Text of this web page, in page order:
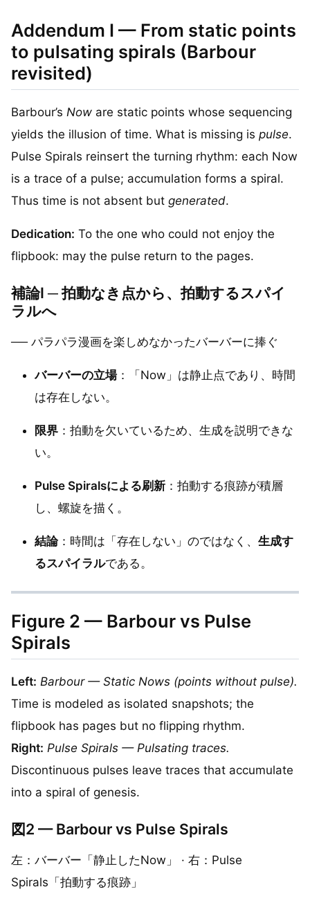
Addendum I — From static points
to pulsating spirals (Barbour
revisited)
Barbour’s Now are static points whose sequencing
yields the illusion of time. What is missing is pulse.
Pulse Spirals reinsert the turning rhythm: each Now
is a trace of a pulse; accumulation forms a spiral.
Thus time is not absent but generated.
Dedication: To the one who could not enjoy the
flipbook: may the pulse return to the pages.
補論I ─ 拍動なき点から、拍動するスパイ
ラルへ
── パラパラ漫画を楽しめなかったバーバーに捧ぐ
バーバーの立場：「Now」は静止点であり、時間
は存在しない。
限界 ：拍動を欠いているため、生成を説明できな
い。
Pulse Spiralsによる刷新 ：拍動する痕跡が積層
し、螺旋を描く。
結論：時間は「存在しない」のではなく、 生成す
るスパイラルである。
Figure 2 — Barbour vs Pulse
Spirals
Left: Barbour — Static Nows (points without pulse).
Time is modeled as isolated snapshots; the
flipbook has pages but no flipping rhythm.
Right: Pulse Spirals — Pulsating traces.
Discontinuous pulses leave traces that accumulate
into a spiral of genesis.
図2 — Barbour vs Pulse Spirals
左：バーバー「静止したNow」 · 右：Pulse
Spirals「拍動する痕跡」